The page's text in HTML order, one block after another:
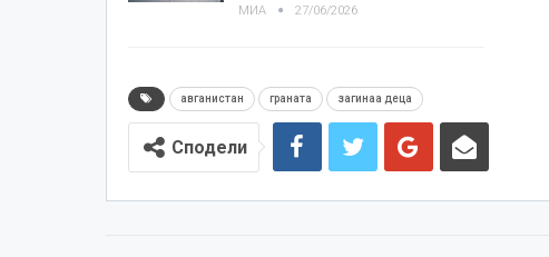
МИА 27/06/2026
авганистан граната загинаа деца
Сподели